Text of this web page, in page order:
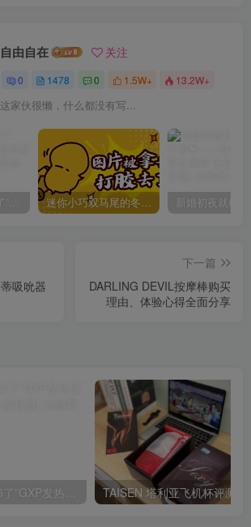
自由自在 关注
0 1478 0 1.5W+ 13.2W+
这家伙很懒，什么都没有写...
“好热~哥哥我456了”GXP发热试炼评测4星推荐[db:副标题] 迷你小巧双马尾的冬爱琴音写真分享，虎牙妹妹YYDS!
吸吮器
下一篇
DARLING DEVIL按摩棒购买
理由、体验心得全面分享